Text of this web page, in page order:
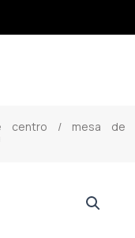
centro / mesa de